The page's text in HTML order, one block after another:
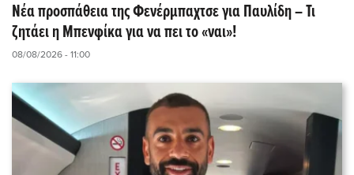
Νέα προσπάθεια της Φενέρμπαχτσε για Παυλίδη – Τι
ζητάει η Μπενφίκα για να πει το «ναι»!
08/08/2026 - 11:00